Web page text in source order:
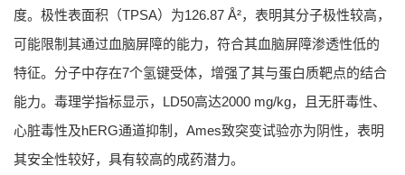
度。极性表面积（TPSA）为126.87 Å²，表明其分子极性较高，
可能限制其通过血脑屏障的能力，符合其血脑屏障渗透性低的
特征。分子中存在7个氢键受体，增强了其与蛋白质靶点的结合
能力。毒理学指标显示，LD50高达2000 mg/kg，且无肝毒性、
心脏毒性及hERG通道抑制，Ames致突变试验亦为阴性，表明
其安全性较好，具有较高的成药潜力。